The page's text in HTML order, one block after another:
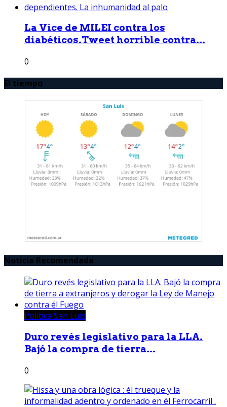
La Vice de MILEI contra los
diabéticos.Tweet horrible contra...
0
El tiempo
Noticia Recomendada
Política San Luis
Duro revés legislativo para la LLA.
Bajó la compra de tierra...
0